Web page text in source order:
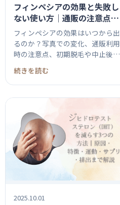
フィンペシアの効果と失敗し
ない使い方｜通販の注意点や
ミノキシジル併用の真実
フィンペシアの効果はいつから出
るのか？写真での変化、通販利用
時の注意点、初期脱毛や中止後の
影響ま...
続きを読む
2025.10.01